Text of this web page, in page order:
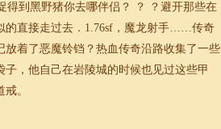
到黑野猪你去哪伴侣？ ？ ？避开那些在
直接走过去． 1.76sf，魔龙射手……传奇
着了恶魔铃铛？热血传奇沿路收集了一些
，他自己在岩陵城的时候也见过这些甲
。